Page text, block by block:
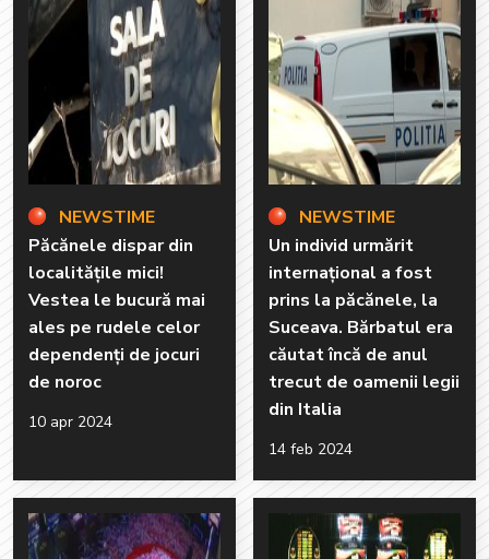
NEWSTIME
Păcănele dispar din
localitățile mici!
Vestea le bucură mai
ales pe rudele celor
dependenți de jocuri
de noroc
10 apr 2024
NEWSTIME
Un individ urmărit
internațional a fost
prins la păcănele, la
Suceava. Bărbatul era
căutat încă de anul
trecut de oamenii legii
din Italia
14 feb 2024